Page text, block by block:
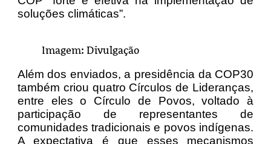
soluções climáticas”.
Imagem: Divulgação
Além dos enviados, a presidência da COP30
também criou quatro Círculos de Lideranças,
entre eles o Círculo de Povos, voltado à
participação de representantes de
comunidades tradicionais e povos indígenas.
A expectativa é que esses mecanismos